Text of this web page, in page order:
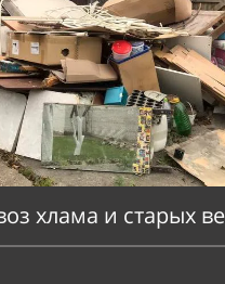
хлама и старых